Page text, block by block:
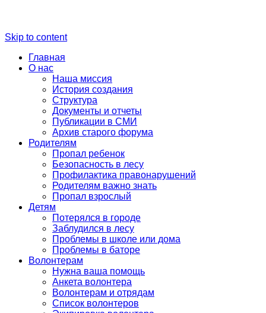
Skip to content
Главная
О нас
Наша миссия
История создания
Структура
Документы и отчеты
Публикации в СМИ
Архив старого форума
Родителям
Пропал ребенок
Безопасность в лесу
Профилактика правонарушений
Родителям важно знать
Пропал взрослый
Детям
Потерялся в городе
Заблудился в лесу
Проблемы в школе или дома
Проблемы в баторе
Волонтерам
Нужна ваша помощь
Анкета волонтера
Волонтерам и отрядам
Список волонтеров